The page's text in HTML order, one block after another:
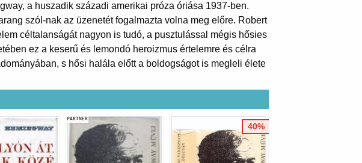
a huszadik századi amerikai próza óriása 1937-ben.
szól-nak az üzenetét fogalmazta volna meg előre. Robert
céltalanságát nagyon is tudó, a pusztulással mégis hősies
ez a keserű és lemondó heroizmus értelemre és célra
s hősi halála előtt a boldogságot is megleli élete
PARTNER
40%